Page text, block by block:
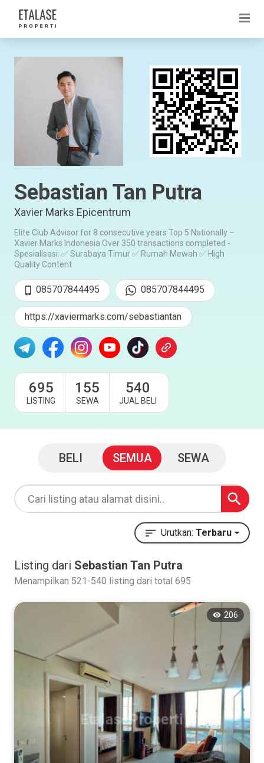
Sebastian Tan Putra
Xavier Marks Epicentrum
Elite Club Advisor for 8 consecutive years Top 5 Nationally –
Xavier Marks Indonesia Over 350 transactions completed -
Spesialisasi: ✅ Surabaya Timur ✅ Rumah Mewah ✅ High
Quality Content
085707844495 085707844495
https://xaviermarks.com/sebastiantan
695
LISTING
155
SEWA
540
JUAL BELI
BELI SEMUA SEWA
Urutkan: Terbaru
Listing dari Sebastian Tan Putra
Menampilkan 521-540 listing dari total 695
206